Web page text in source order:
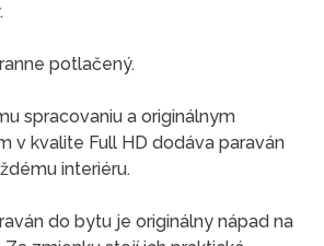
potlačený.
spracovaniu a originálnym
v kvalite Full HD dodáva paraván
interiéru.
do bytu je originálny nápad na